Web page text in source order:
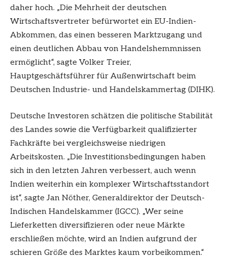
daher hoch. „Die Mehrheit der deutschen
Wirtschaftsvertreter befürwortet ein EU-Indien-
Abkommen, das einen besseren Marktzugang und
einen deutlichen Abbau von Handelshemmnissen
ermöglicht“, sagte Volker Treier,
Hauptgeschäftsführer für Außenwirtschaft beim
Deutschen Industrie- und Handelskammertag (DIHK).
Deutsche Investoren schätzen die politische Stabilität
des Landes sowie die Verfügbarkeit qualifizierter
Fachkräfte bei vergleichsweise niedrigen
Arbeitskosten. „Die Investitionsbedingungen haben
sich in den letzten Jahren verbessert, auch wenn
Indien weiterhin ein komplexer Wirtschaftsstandort
ist“, sagte Jan Nöther, Generaldirektor der Deutsch-
Indischen Handelskammer (IGCC). „Wer seine
Lieferketten diversifizieren oder neue Märkte
erschließen möchte, wird an Indien aufgrund der
schieren Größe des Marktes kaum vorbeikommen.“